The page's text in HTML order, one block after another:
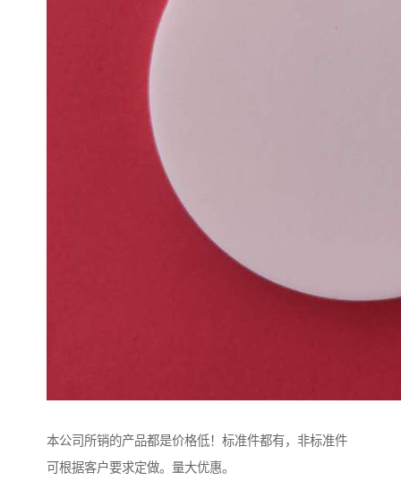
本公司所销的产品都是价格低！标准件都有，非标准件
可根据客户要求定做。量大优惠。